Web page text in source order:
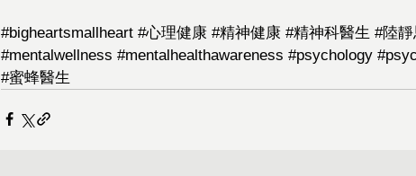
#bigheartsmallheart #心理健康 #精神健康 #精神科醫生 #陸
#mentalwellness #mentalhealthawareness #psychology
#蜜蜂醫生